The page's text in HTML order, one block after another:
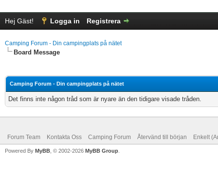
Hej Gäst! Logga in Registrera
Camping Forum - Din campingplats på nätet
Board Message
Camping Forum - Din campingplats på nätet
Det finns inte någon tråd som är nyare än den tidigare visade tråden.
Forum Team Kontakta Oss Camping Forum Återvänd till början Enkelt
Powered By MyBB , © 2002-2026 MyBB Group